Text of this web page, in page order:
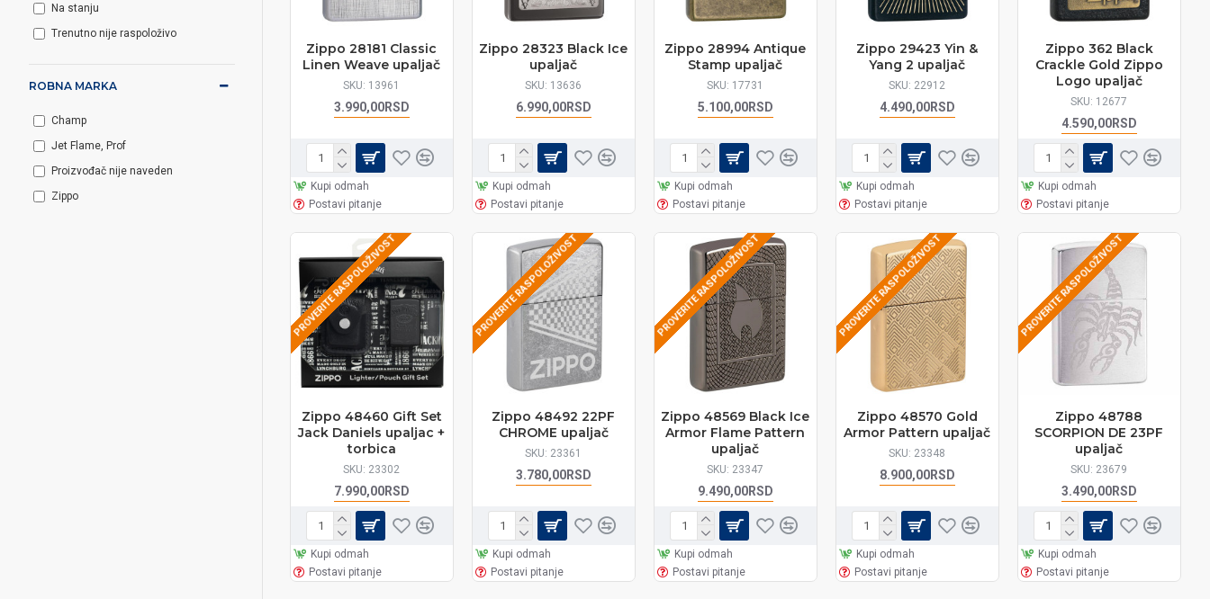
ROBNA MARKA
Champ
Jet Flame, Prof
Proizvođač nije naveden
Zippo
Na stanju
Trenutno nije raspoloživo
SKU: 13961
Zippo 28181 Classic
Linen Weave upaljač
3.990,00RSD
Kupi odmah
Postavi pitanje
SKU: 13636
Zippo 28323 Black Ice
upaljač
6.990,00RSD
Kupi odmah
Postavi pitanje
SKU: 17731
Zippo 28994 Antique
Stamp upaljač
5.100,00RSD
Kupi odmah
Postavi pitanje
SKU: 22912
Zippo 29423 Yin &
Yang 2 upaljač
4.490,00RSD
Kupi odmah
Postavi pitanje
SKU: 12677
Zippo 362 Black
Crackle Gold Zippo
Logo upaljač
4.590,00RSD
Kupi odmah
Postavi pitanje
PROVERITE RASPOLOŽIVOST
SKU: 23302
Zippo 48460 Gift Set
Jack Daniels upaljac +
torbica
7.990,00RSD
Kupi odmah
Postavi pitanje
PROVERITE RASPOLOŽIVOST
SKU: 23361
Zippo 48492 22PF
CHROME upaljač
3.780,00RSD
Kupi odmah
Postavi pitanje
PROVERITE RASPOLOŽIVOST
SKU: 23347
Zippo 48569 Black Ice
Armor Flame Pattern
upaljač
9.490,00RSD
Kupi odmah
Postavi pitanje
PROVERITE RASPOLOŽIVOST
SKU: 23348
Zippo 48570 Gold
Armor Pattern upaljač
8.900,00RSD
Kupi odmah
Postavi pitanje
PROVERITE RASPOLOŽIVOST
SKU: 23679
Zippo 48788
SCORPION DE 23PF
upaljač
3.490,00RSD
Kupi odmah
Postavi pitanje